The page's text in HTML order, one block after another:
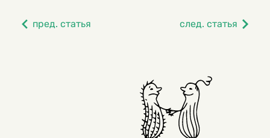
пред. статья след. статья